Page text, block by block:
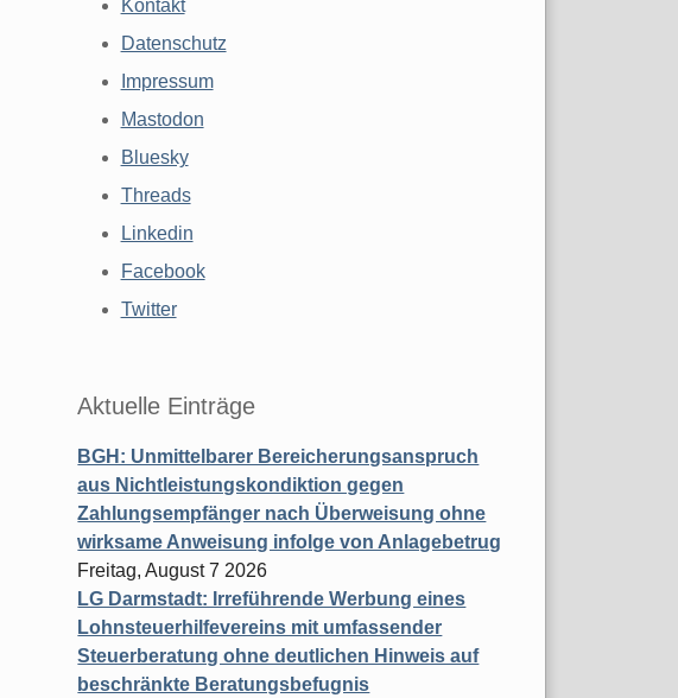
Kontakt
Datenschutz
Impressum
Mastodon
Bluesky
Threads
Linkedin
Facebook
Twitter
Aktuelle Einträge
BGH: Unmittelbarer Bereicherungsanspruch
aus Nichtleistungskondiktion gegen
Zahlungsempfänger nach Überweisung ohne
wirksame Anweisung infolge von Anlagebetrug
Freitag, August 7 2026
LG Darmstadt: Irreführende Werbung eines
Lohnsteuerhilfevereins mit umfassender
Steuerberatung ohne deutlichen Hinweis auf
beschränkte Beratungsbefugnis